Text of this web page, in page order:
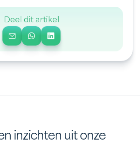
Deel dit artikel
inzichten uit onze